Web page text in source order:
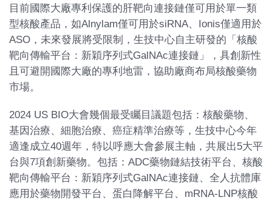
目前國際大廠專利保護的肝靶向連接鏈僅可用於單一類
型核酸產品，如Alnylam僅可用於siRNA、Ionis僅適用於
ASO，未來發展將受限制，生技中心自主研發的「核酸
靶向傳輸平台：新穎序列式GalNAc連接鏈」，具創新性
且可避開國際大廠的專利地雷，協助廠商布局核酸藥物
市場。
2024 US BIO大會幾個最受矚目議題包括：核酸藥物、
基因治療、細胞治療、癌症精準治療等，生技中心今年
適逢成立40週年，特以呼應大會參展主軸，共展出5大平
台與7項創新藥物。包括：ADC藥物鏈結技術平台、核酸
靶向傳輸平台：新穎序列式GalNAc連接鏈、全人抗體庫
應用於藥物開發平台、蛋白降解平台、mRNA-LNP核酸